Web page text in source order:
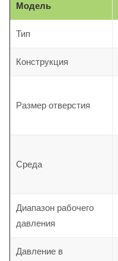
Модель
Тип
Конструкция
Размер отверстия
Среда
Диапазон рабочего
давления
Давление в